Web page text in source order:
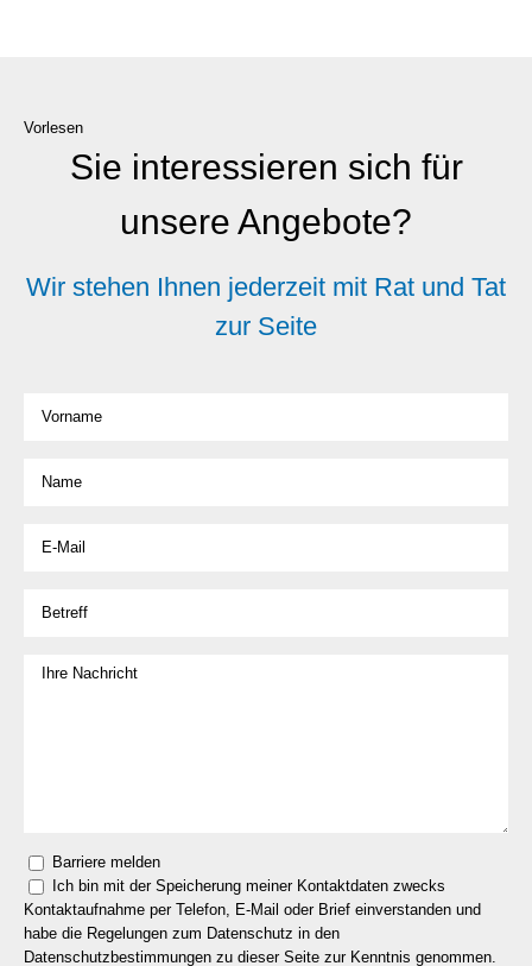
Vorlesen
Sie interessieren sich für
unsere Angebote?
Wir stehen Ihnen jederzeit mit Rat und Tat
zur Seite
Barriere melden
Ich bin mit der Speicherung meiner Kontaktdaten zwecks
Kontaktaufnahme per Telefon, E-Mail oder Brief einverstanden und
habe die Regelungen zum Datenschutz in den
Datenschutzbestimmungen zu dieser Seite zur Kenntnis genommen.